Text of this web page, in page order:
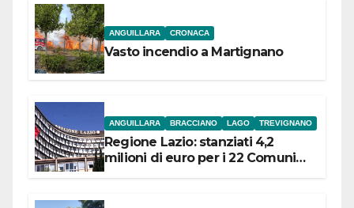
ANGUILLARA CRONACA
Vasto incendio a Martignano
ANGUILLARA BRACCIANO LAGO TREVIGNANO
Regione Lazio: stanziati 4,2
milioni di euro per i 22 Comuni